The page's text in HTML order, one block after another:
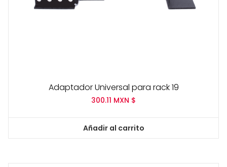
Adaptador Universal para rack 19
300.11 MXN $
Añadir al carrito